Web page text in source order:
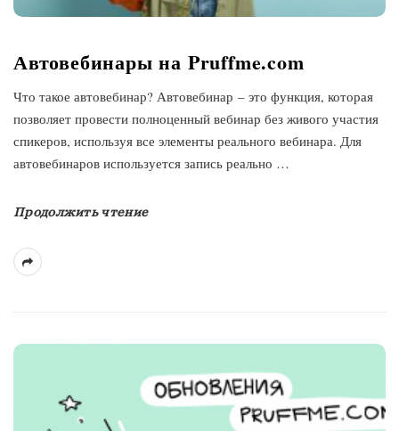
Автовебинары на Pruffme.com
Что такое автовебинар? Автовебинар – это функция, которая
позволяет провести полноценный вебинар без живого участия
спикеров, используя все элементы реального вебинара. Для
автовебинаров используется запись реально …
Продолжить чтение